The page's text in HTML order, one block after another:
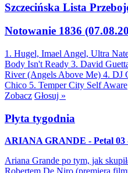
Szczecińska Lista
Notowanie 1836
1. Hugel, Imael Angel, Ultra
Body Isn't Ready 3. David
River (Angels Above Me) 4. DJ
Chico 5. Temper City Self Aware
Zobacz Głosuj »
Płyta tygodnia
ARIANA GRANDE - Petal 03
Ariana Grande po tym, jak